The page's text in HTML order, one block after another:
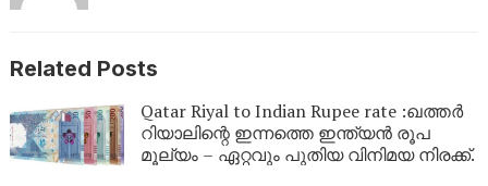
Related Posts
Qatar Riyal to Indian Rupee rate :ഖത്തർ
റിയാലിന്റെ ഇന്നത്തെ ഇന്ത്യൻ രൂപ
മൂല്യം – ഏറ്റവും പുതിയ വിനിമയ നിരക്ക്.